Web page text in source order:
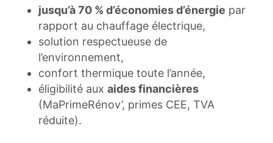
jusqu’à 70 % d’économies d’énergie par
rapport au chauffage électrique,
solution respectueuse de
l’environnement,
confort thermique toute l’année,
éligibilité aux aides financières
(MaPrimeRénov’, primes CEE, TVA
réduite).